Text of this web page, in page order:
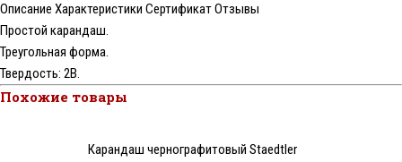
Описание Характеристики СертификатОтзывы
Простой карандаш.
Треугольная форма.
Твердость: 2В.
Похожие товары
Карандаш чернографитовый Staedtler